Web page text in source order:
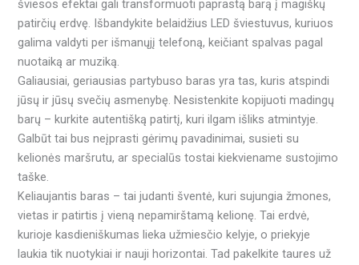
šviesos efektai gali transformuoti paprastą barą į magiškų
patirčių erdvę. Išbandykite belaidžius LED šviestuvus, kuriuos
galima valdyti per išmanųjį telefoną, keičiant spalvas pagal
nuotaiką ar muziką.
Galiausiai, geriausias partybuso baras yra tas, kuris atspindi
jūsų ir jūsų svečių asmenybę. Nesistenkite kopijuoti madingų
barų – kurkite autentišką patirtį, kuri ilgam išliks atmintyje.
Galbūt tai bus neįprasti gėrimų pavadinimai, susieti su
kelionės maršrutu, ar specialūs tostai kiekviename sustojimo
taške.
Keliaujantis baras – tai judanti šventė, kuri sujungia žmones,
vietas ir patirtis į vieną nepamirštamą kelionę. Tai erdvė,
kurioje kasdieniškumas lieka užmiesčio kelyje, o priekyje
laukia tik nuotykiai ir nauji horizontai. Tad pakelkite taures už